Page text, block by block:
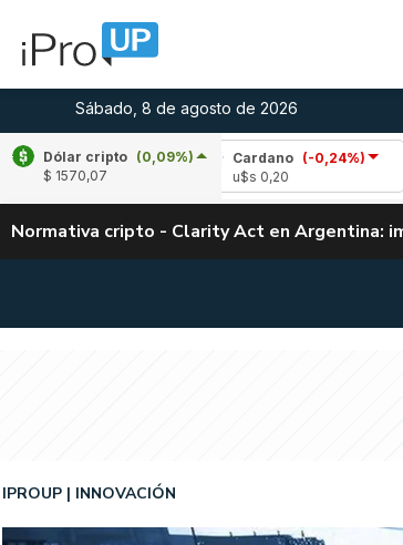
Sábado, 8 de agosto de 2026
Dólar cripto (0,09%)
$ 1570,07
Cardano
(-0,24%)
Normativa cripto - Clarity Act en Argentina:
IPROUP INNOVACIÓN